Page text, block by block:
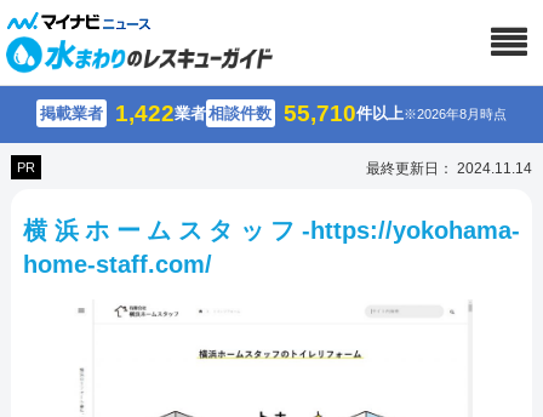
掲載業者 1,422業者相談件数 55,710件以上※2026年8月時点
PR 最終更新日： 2024.11.14
横浜ホームスタッフ-https://yokohama-
home-staff.com/